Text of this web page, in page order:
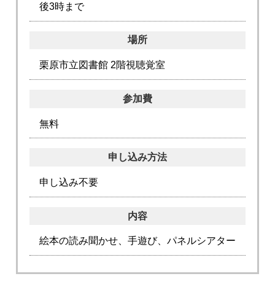
後3時まで
場所
栗原市立図書館 2階視聴覚室
参加費
無料
申し込み方法
申し込み不要
内容
絵本の読み聞かせ、手遊び、パネルシアター